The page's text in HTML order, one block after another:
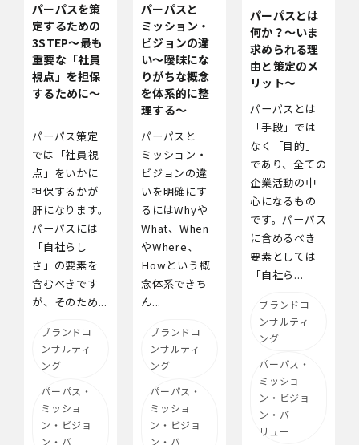
パーパスを策
定するための
3STEP～最も
重要な「社員
視点」を担保
するために～
パーパス策定
では「社員視
点」をいかに
担保するかが
肝になります。
パーパスには
「自社らし
さ」の要素を
含むべきです
が、そのため...
ブランドコ
ンサルティ
ング
パーパス・
ミッショ
ン・ビジョ
ン・バ
パーパスと
ミッション・
ビジョンの違
い～曖昧にな
りがちな概念
を体系的に整
理する～
パーパスと
ミッション・
ビジョンの違
いを明確にす
るにはWhyや
What、When
やWhere、
Howという概
念体系できち
ん...
ブランドコ
ンサルティ
ング
パーパス・
ミッショ
ン・ビジョ
ン・バ
パーパスとは
何か？～いま
求められる理
由と策定のメ
リット～
パーパスとは
「手段」では
なく「目的」
であり、全ての
企業活動の中
心になるもの
です。パーパス
に含めるべき
要素としては
「自社ら...
ブランドコ
ンサルティ
ング
パーパス・
ミッショ
ン・ビジョ
ン・バ
リュー